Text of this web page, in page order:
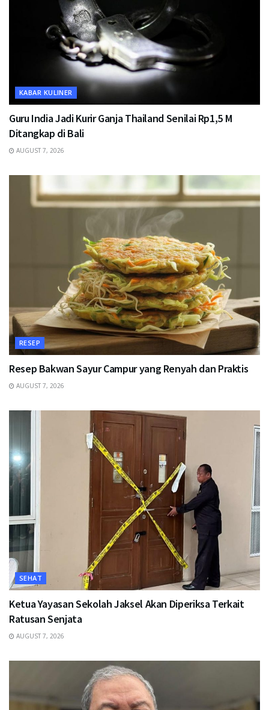
KABAR KULINER
Guru India Jadi Kurir Ganja Thailand Senilai Rp1,5 M
Ditangkap di Bali
AUGUST 7, 2026
RESEP
Resep Bakwan Sayur Campur yang Renyah dan Praktis
AUGUST 7, 2026
SEHAT
Ketua Yayasan Sekolah Jaksel Akan Diperiksa Terkait
Ratusan Senjata
AUGUST 7, 2026